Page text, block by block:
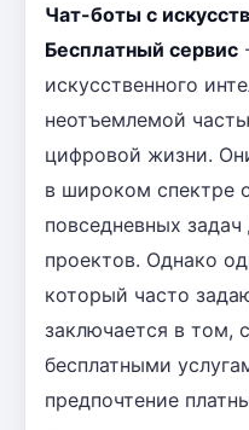
Чат-боты с
Бесплатный сервис
искусственного
неотъемлемой
цифровой жизни.
в широком спектре
повседневных
проектов. Однако
который часто
заключается в том,
бесплатными
предпочтение